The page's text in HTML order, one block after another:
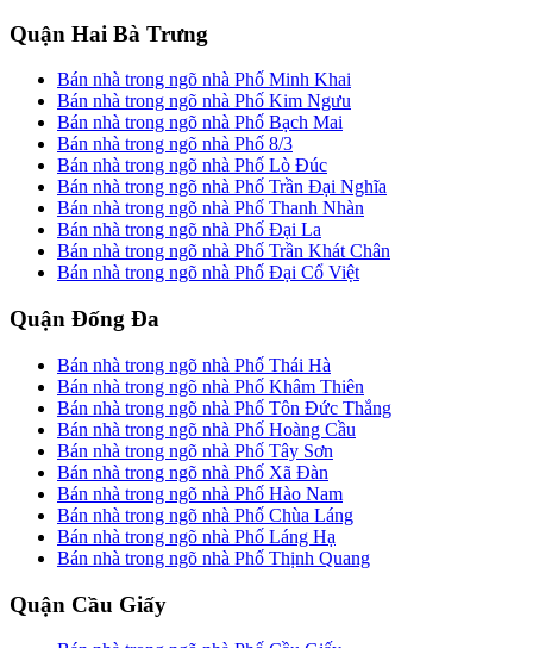
Quận Hai Bà Trưng
Bán nhà trong ngõ nhà Phố Minh Khai
Bán nhà trong ngõ nhà Phố Kim Ngưu
Bán nhà trong ngõ nhà Phố Bạch Mai
Bán nhà trong ngõ nhà Phố 8/3
Bán nhà trong ngõ nhà Phố Lò Đúc
Bán nhà trong ngõ nhà Phố Trần Đại Nghĩa
Bán nhà trong ngõ nhà Phố Thanh Nhàn
Bán nhà trong ngõ nhà Phố Đại La
Bán nhà trong ngõ nhà Phố Trần Khát Chân
Bán nhà trong ngõ nhà Phố Đại Cổ Việt
Quận Đống Đa
Bán nhà trong ngõ nhà Phố Thái Hà
Bán nhà trong ngõ nhà Phố Khâm Thiên
Bán nhà trong ngõ nhà Phố Tôn Đức Thắng
Bán nhà trong ngõ nhà Phố Hoàng Cầu
Bán nhà trong ngõ nhà Phố Tây Sơn
Bán nhà trong ngõ nhà Phố Xã Đàn
Bán nhà trong ngõ nhà Phố Hào Nam
Bán nhà trong ngõ nhà Phố Chùa Láng
Bán nhà trong ngõ nhà Phố Láng Hạ
Bán nhà trong ngõ nhà Phố Thịnh Quang
Quận Cầu Giấy